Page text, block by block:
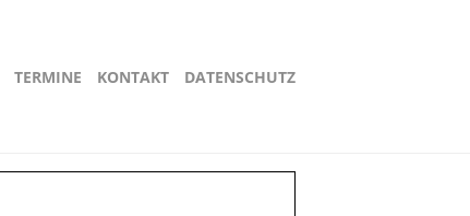
TERMINE KONTAKT DATENSCHUTZ